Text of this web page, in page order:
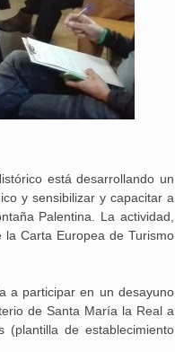
está desarrollando un
y sensibilizar y capacitar a
Palentina. La actividad,
la Carta Europea de Turismo
a participar en un desayuno
de Santa María la Real a
de establecimiento